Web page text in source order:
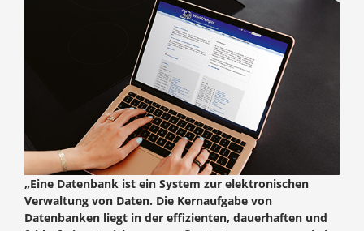
„Eine Datenbank ist ein System zur elektronischen
Verwaltung von Daten. Die Kernaufgabe von
Datenbanken liegt in der effizienten, dauerhaften und